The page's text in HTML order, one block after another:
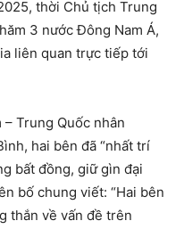
thời Chủ tịch Trung
3 nước Đông Nam Á,
liên quan trực tiếp tới
Trung Quốc nhân
hai bên đã “nhất trí
bất đồng, giữ gìn đại
bố chung viết: “Hai bên
thắn về vấn đề trên